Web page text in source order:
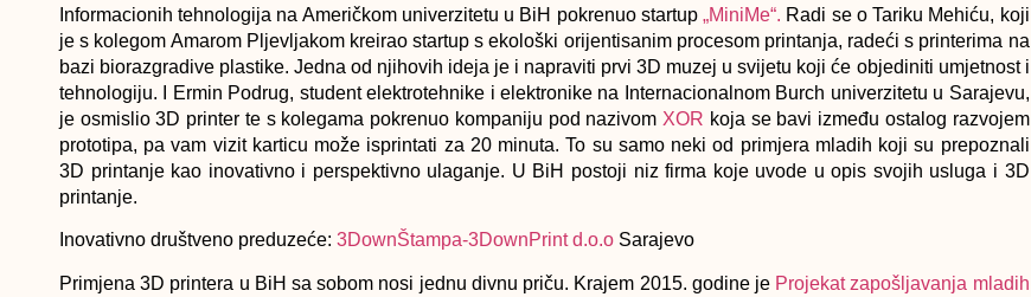
Informacionih tehnologija na Američkom univerzitetu u BiH pokrenuo startup„MiniMe“. Radi se o Tariku Mehiću, koji
je s kolegom Amarom Pljevljakom kreirao startup s ekološki orijentisanim procesom printanja, radeći s printerima na
bazi biorazgradive plastike. Jedna od njihovih ideja je i napraviti prvi 3D muzej u svijetu koji će objediniti umjetnost i
tehnologiju. I Ermin Podrug, student elektrotehnike i elektronike na Internacionalnom Burch univerzitetu u Sarajevu,
je osmislio 3D printer te s kolegama pokrenuo kompaniju pod nazivom XOR koja se bavi između ostalog razvojem
prototipa, pa vam vizit karticu može isprintati za 20 minuta. To su samo neki od primjera mladih koji su prepoznali
3D printanje kao inovativno i perspektivno ulaganje. U BiH postoji niz firma koje uvode u opis svojih usluga i 3D
printanje.
Inovativno društveno preduzeće: 3DownŠtampa-3DownPrint d.o.o Sarajevo
Primjena 3D printera u BiH sa sobom nosi jednu divnu priču. Krajem 2015. godine je Projekat zapošljavanja mladih